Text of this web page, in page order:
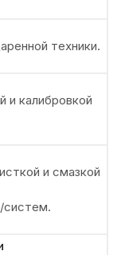
техники.
и калибровкой
и смазкой
систем.